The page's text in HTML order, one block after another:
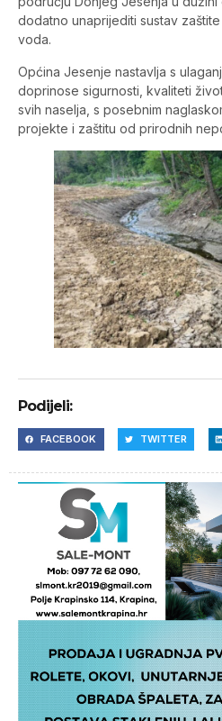
dodatno unaprijediti sustav
voda.
Općina Jesenje nastavlja s
doprinose sigurnosti, kvaliteti
svih naselja, s posebnim
projekte i zaštitu od prirodnih
Podijeli:
FACEBOOK TWITTER